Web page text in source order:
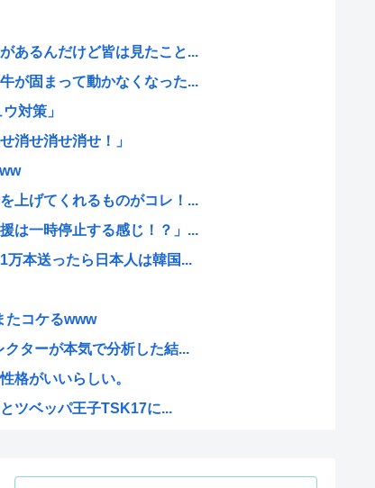
あるんだけど皆は見たこと...
が固まって動かなくなった...
対策」
消せ消せ消せ！」
上げてくれるものがコレ！...
は一時停止する感じ！？」...
万本送ったら日本人は韓国...
たコケるwww
ターが本気で分析した結...
格がいいらしい。
ツベッパ王子TSK17に...